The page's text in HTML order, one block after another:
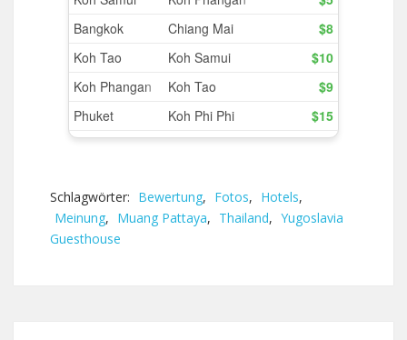
Schlagwörter: Bewertung, Fotos, Hotels,
Meinung, Muang Pattaya, Thailand, Yugoslavia
Guesthouse